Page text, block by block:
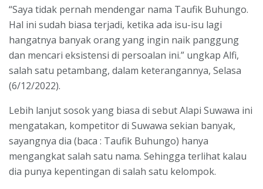
“Saya tidak pernah mendengar nama Taufik Buhungo.
Hal ini sudah biasa terjadi, ketika ada isu-isu lagi
hangatnya banyak orang yang ingin naik panggung
dan mencari eksistensi di persoalan ini.” ungkap Alfi,
salah satu petambang, dalam keterangannya, Selasa
(6/12/2022).
Lebih lanjut sosok yang biasa di sebut Alapi Suwawa ini
mengatakan, kompetitor di Suwawa sekian banyak,
sayangnya dia (baca : Taufik Buhungo) hanya
mengangkat salah satu nama. Sehingga terlihat kalau
dia punya kepentingan di salah satu kelompok.